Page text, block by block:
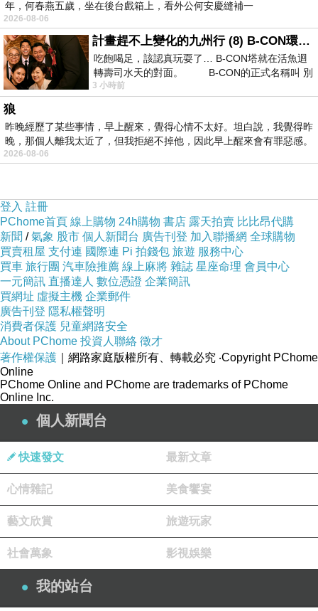
年，何春燕五歲，坐在後台戲箱上，看外公何安慶縫補一
2026-08-06
計畫趕不上變化的九州行 (8) B-CON環球塔
吃飽喝足，該認真玩耍了… B-CON塔就在活魚迴
轉壽司水天的對面。 B-CON的正式名稱叫 別
3 小時前
狼
昨晚經歷了某些事情，早上醒來，覺得心情不太好。坦白說，我覺得昨
晚，那個人離我太近了，但我拒絕不掉他，因此早上醒來會有罪惡感。
2026-08-06
登入 註冊
PChome首頁 線上購物 24h購物 書店 露天拍賣 比比昂代購
新聞 /氣象 股市 個人新聞台 廣告刊登 加入聯播網 全球購物
買賣租屋 支付連 國際連 Pi 拍錢包 旅遊 服務中心
買車 旅行團 汽車險推薦 線上麻將 雜誌 星座命理 會員中心
一元簡訊 直播達人 數位憑證 企業簡訊
買網址 虛擬主機 企業郵件
廣告刊登 隱私權聲明
消費者保護 兒童網路安全
About PChome 投資人聯絡 徵才
著作權保護 ｜網路家庭版權所有、轉載必究 ‧Copyright PChome
Online
PChome Online and PChome are trademarks of PChome
Online Inc.
個人新聞台
快速發文 最新文章
心情雜記 美食饗宴
藝文欣賞 旅遊玩家
社會萬象 影視娛樂
我的站台